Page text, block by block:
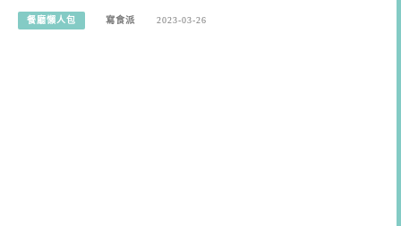
餐廳懶人包 寫食派 2023-03-26